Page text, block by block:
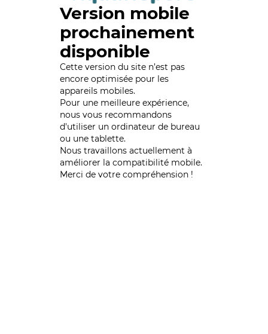
Version mobile
prochainement
disponible
Cette version du site n’est pas
encore optimisée pour les
appareils mobiles.
Pour une meilleure expérience,
nous vous recommandons
d'utiliser un ordinateur de bureau
ou une tablette.
Nous travaillons actuellement à
améliorer la compatibilité mobile.
Merci de votre compréhension !